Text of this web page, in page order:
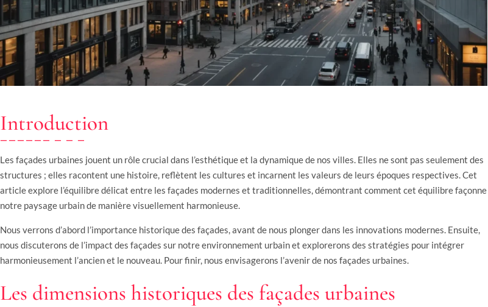
Introduction
Les façades urbaines jouent un rôle crucial dans l’esthétique et la dynamique de nos villes. Elles ne sont pas seulement des
structures ; elles racontent une histoire, reflètent les cultures et incarnent les valeurs de leurs époques respectives. Cet
article explore l’équilibre délicat entre les façades modernes et traditionnelles, démontrant comment cet équilibre façonne
notre paysage urbain de manière visuellement harmonieuse.
Nous verrons d’abord l’importance historique des façades, avant de nous plonger dans les innovations modernes. Ensuite,
nous discuterons de l’impact des façades sur notre environnement urbain et explorerons des stratégies pour intégrer
harmonieusement l’ancien et le nouveau. Pour finir, nous envisagerons l’avenir de nos façades urbaines.
Les dimensions historiques des façades urbaines